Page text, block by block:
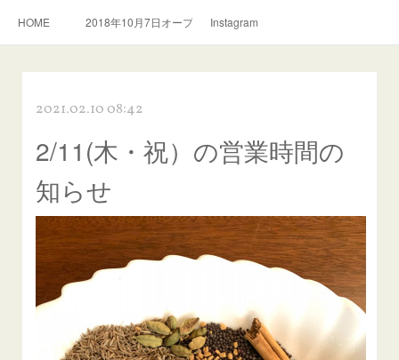
HOME 2018年10月7日オープン。スリランカ料理とおいしい紅茶のお
Instagram
2021.02.10 08:42
2/11(木・祝）の営業時間の
知らせ